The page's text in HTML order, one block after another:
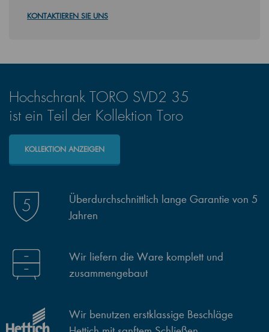
KONTAKTIEREN SIE UNS
Hochschrank TORO SVD2 35
ist ein Teil der Kollektion Toro
KOLLEKTION ANZEIGEN
Überdurchschnittlich lange Garantie von 5
Jahren
Wir liefern die Ware komplett und
zusammengebaut
Wir benutzen erstklassige Beschläge